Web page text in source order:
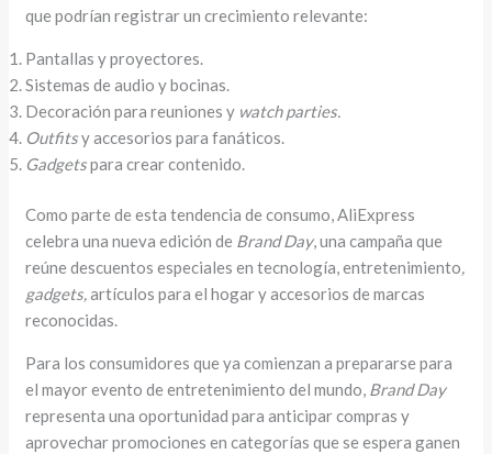
que podrían registrar un crecimiento relevante:
Pantallas y proyectores.
Sistemas de audio y bocinas.
Decoración para reuniones y watch parties.
Outfitsy accesorios para fanáticos.
Gadgetspara crear contenido.
Como parte de esta tendencia de consumo, AliExpress
celebra una nueva edición de Brand Day, una campaña que
reúne descuentos especiales en tecnología, entretenimiento,
gadgets,artículos para el hogar y accesorios de marcas
reconocidas.
Para los consumidores que ya comienzan a prepararse para
el mayor evento de entretenimiento del mundo, Brand Day
representa una oportunidad para anticipar compras y
aprovechar promociones en categorías que se espera ganen